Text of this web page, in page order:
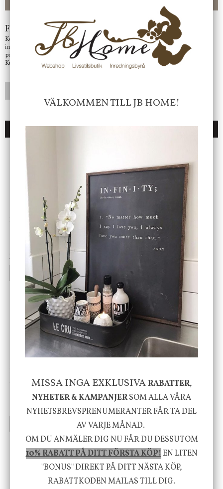
Frågor?
Kontakta oss på
info@jbhome.seVi svarar
på mail så fort vi kan.
Kundtjänst telefontid öppet vardagar mellan 10.00 - 15.00
DU KANSKE OCKSÅ ÄR INTRESSERAD AV
Cloudy kruka mini, vit
199 kr
INFO KÖP
Star Trading
Bordslampa Mushroom
vit, Utomhus
499 kr
INFO
Skål, Hands marmor
635 kr795 kr
-20%
Serveringsfat, Ostron,
Stengods
415 kr
INFO
Vi vill förmedla känsla, upplevelse och
välbefinnande för dig och ditt hem! Med
VÄLKOMMEN TILL JB HOME!
MISSA INGA EXKLUSIVARABATTER,
NYHETER & KAMPANJERSOM ALLA VÅRA
NYHETSBREVSPRENUMERANTER FÅR TA DEL
AV VARJE MÅNAD.
OM DU ANMÄLER DIG NU FÅR DU DESSUTOM
10% RABATT PÅ DITT FÖRSTA KÖP!EN LITEN
"BONUS" DIREKT PÅ DITT NÄSTA KÖP,
RABATTKODEN MAILAS TILL DIG.